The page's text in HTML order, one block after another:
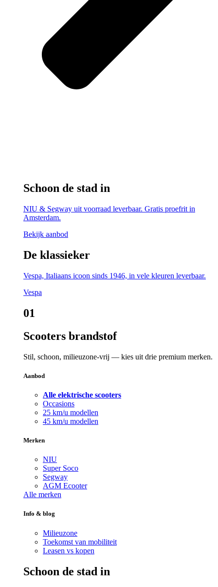
Schoon de stad in
NIU & Segway uit voorraad leverbaar. Gratis proefrit in
Amsterdam.
Bekijk aanbod
De klassieker
Vespa, Italiaans icoon sinds 1946, in vele kleuren leverbaar.
Vespa
01
Scooters brandstof
Stil, schoon, milieuzone-vrij — kies uit drie premium merken.
Aanbod
Alle elektrische scooters
Occasions
25 km/u modellen
45 km/u modellen
Merken
NIU
Super Soco
Segway
AGM Ecooter
Alle merken
Info & blog
Milieuzone
Toekomst van mobiliteit
Leasen vs kopen
Schoon de stad in